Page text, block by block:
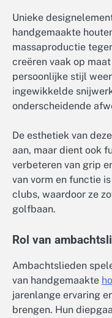
Unieke
handgemaakte
massaproductie
creëren vaak op
persoonlijke stijl
ingewikkelde
onderscheidende
De esthetiek van
aan, maar dient ook
verbeteren van grip
van vorm en functie
clubs, waardoor ze
golfbaan.
Rol van
Ambachtslieden
van handgemaakte
jarenlange ervaring
brengen. Hun